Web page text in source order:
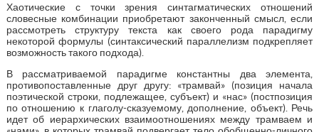
Хаотические с точки зрения синтагматических отношений
словесные комбинации приобретают законченный смысл, если
рассмотреть структуру текста как своего рода парадигму
некоторой формулы (синтаксический параллелизм подкрепляет
возможность такого подхода).
В рассматриваемой парадигме константны два элемента,
противопоставленные друг другу: «трамвай» (позиция начала
поэтической строки, подлежащее, субъект) и «нас» (постпозиция
по отношению к глаголу-сказуемому, дополнение, объект). Речь
идет об иерархических взаимоотношениях между трамваем и